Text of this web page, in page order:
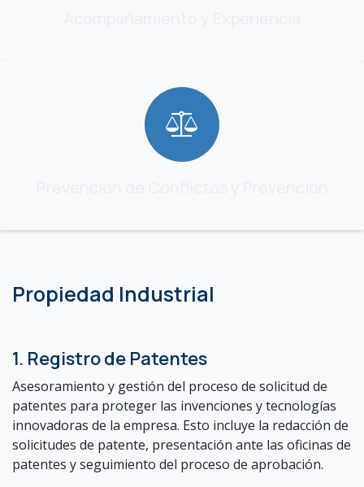
Propiedad Industrial
1. Registro de Patentes
Asesoramiento y gestión del proceso de solicitud de
patentes para proteger las invenciones y tecnologías
innovadoras de la empresa. Esto incluye la redacción de
solicitudes de patente, presentación ante las oficinas de
patentes y seguimiento del proceso de aprobación.